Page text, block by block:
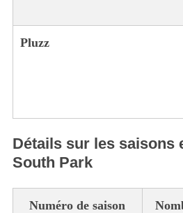
Pluzz
Détails sur les saisons
South Park
Numéro de saison